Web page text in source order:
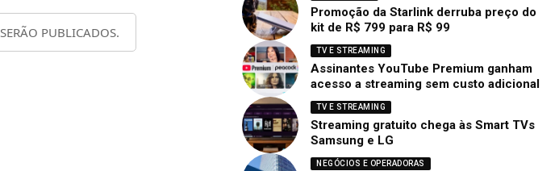
Promoção da Starlink derruba preço do
kit de R$ 799 para R$ 99
TV E STREAMING
Assinantes YouTube Premium ganham
acesso a streaming sem custo adicional
TV E STREAMING
Streaming gratuito chega às Smart TVs
Samsung e LG
NEGÓCIOS E OPERADORAS